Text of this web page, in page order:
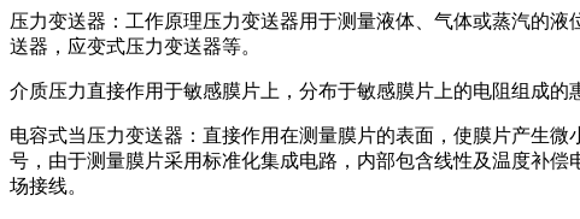
压力变送器：工作原理压力变送器用于测量液体、气体或蒸汽的
送器，应变式压力变送器等。
介质压力直接作用于敏感膜片上，分布于敏感膜片上的电阻组成
电容式当压力变送器：直接作用在测量膜片的表面，使膜片产生
号，由于测量膜片采用标准化集成电路，内部包含线性及温度补
场接线。